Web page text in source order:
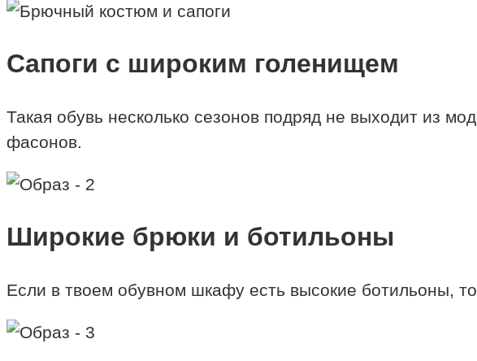
Сапоги с широким голенищем
Такая обувь несколько сезонов подряд не выходит из
фасонов.
Широкие брюки и ботильоны
Если в твоем обувном шкафу есть высокие ботильоны,